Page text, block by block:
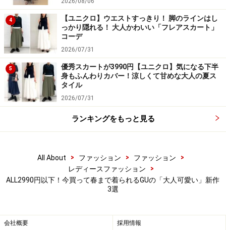
ジーユー 2WAYリブカーディガン 2490円（税込）
「2WAYリブカーディガン」はその名前の通り、どちら
を前にしても着られる2WAY仕様のカーディガン。シル
バーのふちが付いたパールボタンが上品でフェミニンな
印象です。カラバリはブラック、ベージュ、ライトグレ
ーの計3色。
ゆったりしすぎないシルエットや、女性らしいパフスリ
2WAYで着られるカーディガンはコスパの面でも嬉しい！
出典：StyleHint
4
【ユニクロ】ウエストすっきり！ 脚のラインはし
っかり隠れる！ 大人かわいい「フレアスカート」
コーデ
2026/07/31
5
優秀スカートが3990円【ユニクロ】気になる下半
身もふんわりカバー！涼しくて甘めな大人の夏ス
タイル
2026/07/31
ランキングをもっと見る
All About > ファッション > ファッション
>
レディースファッション
>
ALL2990円以下！今買って春まで着られるGUの「大人可愛い」新作
3選
会社概要 採用情報